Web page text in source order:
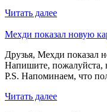
Читать далее
Мехди показал новую
Друзья, Мехди показал
Напишите, пожалуйста,
P.S. Напоминаем, что
Читать далее